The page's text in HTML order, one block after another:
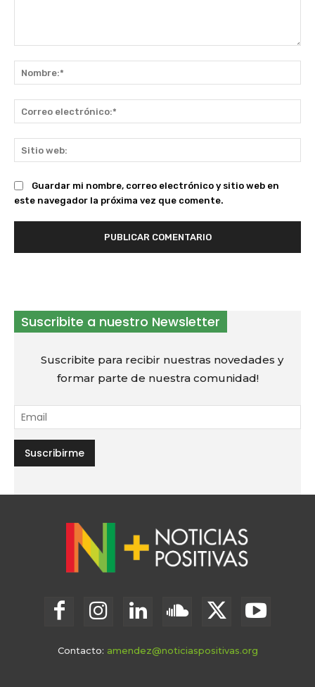
Guardar mi nombre, correo electrónico y sitio web en
este navegador la próxima vez que comente.
Suscribite a nuestro Newsletter
Suscribite para recibir nuestras novedades y
formar parte de nuestra comunidad!
Contacto: amendez@noticiaspositivas.org